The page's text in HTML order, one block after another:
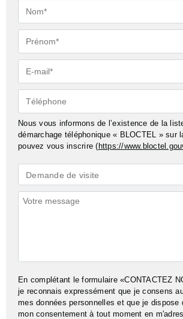
Nom*
Prénom*
E-
mail*
Téléphone
Nous vous informons de l’existence de la
démarchage téléphonique « BLOCTEL » sur
pouvez vous inscrire (https://
Demande
*
Demande de visite
Commentaires
En complétant le formulaire «CONTACTEZ
je reconnais expressément que je consens
mes données personnelles et que je dispose
mon consentement à tout moment en